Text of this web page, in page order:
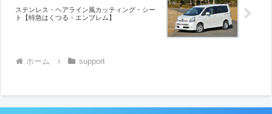
ステンレス・ヘアライン風カッティング・シー
ト【特急はくつる・エンブレム】
ホーム support